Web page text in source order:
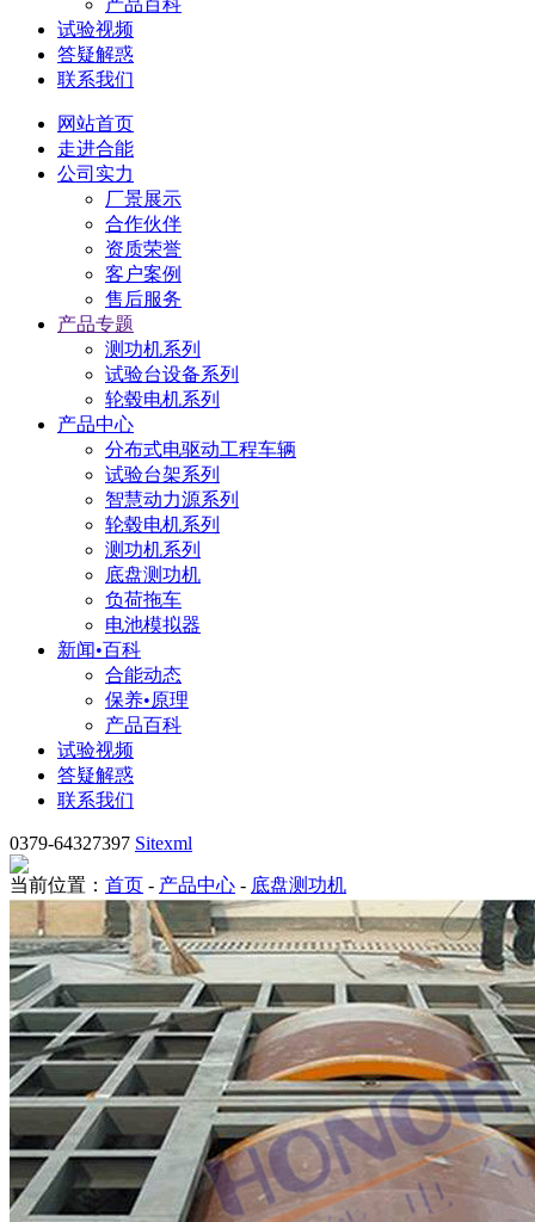
产品百科
试验视频
答疑解惑
联系我们
网站首页
走进合能
公司实力
厂景展示
合作伙伴
资质荣誉
客户案例
售后服务
产品专题
测功机系列
试验台设备系列
轮毂电机系列
产品中心
分布式电驱动工程车辆
试验台架系列
智慧动力源系列
轮毂电机系列
测功机系列
底盘测功机
负荷拖车
电池模拟器
新闻•百科
合能动态
保养•原理
产品百科
试验视频
答疑解惑
联系我们
0379-64327397 Sitexml
当前位置： 首页 - 产品中心 - 底盘测功机